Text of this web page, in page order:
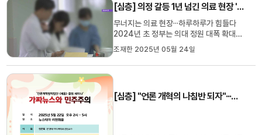
라도 이미 피해는 회복하지 못하는 경우가
많습니다. 검찰의 대응이 ...
[심층] 의정 갈등 1년 넘긴 의료 현장 '아우성'···대선 후보 공약에 담긴 해법은?
무너지는 의료 현장···하루하루가 힘들다
2024년 초 정부는 의대 정원 대폭 확대를
선언했습니다.필수 의료 강화와 지역 간 의
료 불균형 해소를 명분으로 내세웠습니다.
1년이 훌쩍 더 지났지만, 의료 현장은 무너
교육은 파행을 거듭하고 ...
조재한 2025년 05월 24일
[심층] "언론 개혁의 나침반 되자"···전·현직 언론인 주축 씽크탱크 '언론개혁정책집단 세움' 출범